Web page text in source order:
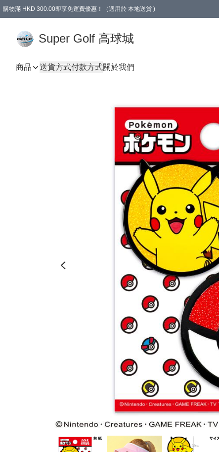
購物滿 HKD 300.00即享免運費優惠！（適用於 本地送貨 )
Super Golf 高球城
商品 送貨方式付款方式關於我們